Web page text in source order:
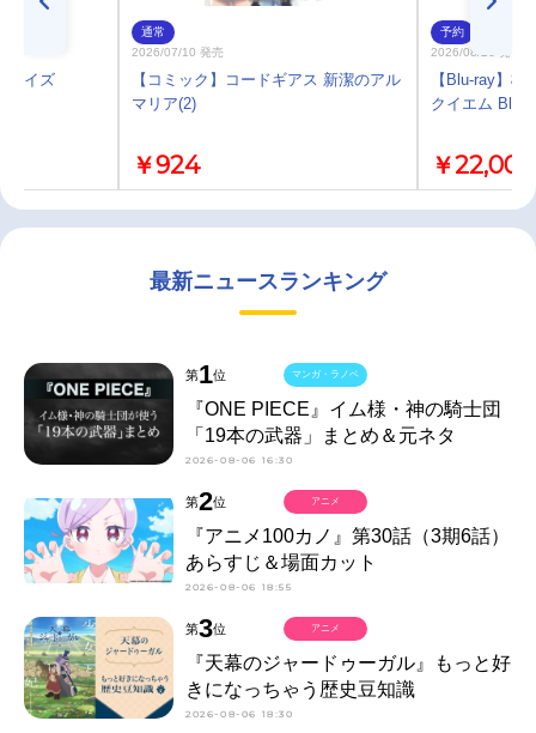
ライズ
通常
2026/07/10 発売
【コミック】コードギアス 新潔のアル
マリア(2)
￥924
予約
2026/08/26 発売
【Blu-ray】
クイエム Blu-
￥22,000
最新ニュースランキング
第1位
『ONE PIECE』イム様・神の騎士団
「19本の武器」まとめ＆元ネタ
2026-08-06 16:30
マンガ・ラノベ
第2位
『アニメ100カノ』第30話（3期6話）
あらすじ＆場面カット
2026-08-06 18:55
アニメ
第3位
『天幕のジャードゥーガル』もっと好
きになっちゃう歴史豆知識
2026-08-06 18:30
アニメ